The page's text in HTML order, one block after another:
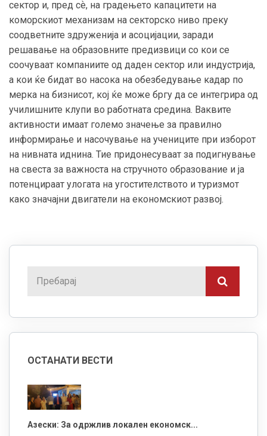
сектор и, пред сѐ, на градењето капацитети на
коморскиот механизам на секторско ниво преку
соодветните здруженија и асоцијации, заради
решавање на образовните предизвици со кои се
соочуваат компаниите од даден сектор или индустрија,
а кои ќе бидат во насока на обезбедување кадар по
мерка на бизнисот, кој ќе може бргу да се интегрира од
училишните клупи во работната средина. Ваквите
активности имаат големо значење за правилно
информирање и насочување на учениците при изборот
на нивната иднина. Тие придонесуваат за подигнување
на свеста за важноста на стручното образование и ја
потенцираат улогата на угостителството и туризмот
како значајни двигатели на економскиот развој.
ОСТАНАТИ ВЕСТИ
Азески: За одржлив локален економск...